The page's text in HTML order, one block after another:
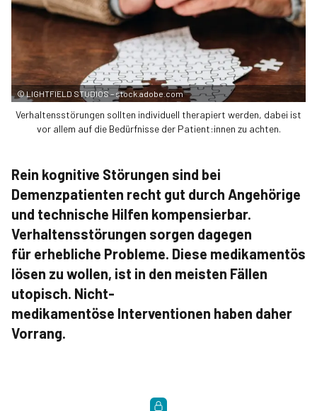
©LIGHTFIELD STUDIOS – stock.adobe.com
Verhaltensstörungen sollten individuell therapiert werden, dabei ist
vor allem auf die Bedürfnisse der Patient:innen zu achten.
Rein kognitive Störungen sind bei
Demenzpatienten recht gut durch Angehörige
und technische Hilfen kompensierbar.
Verhaltensstörungen sorgen dagegen
für erhebliche Probleme. Diese medikamentös
lösen zu wollen, ist in den meisten Fällen
utopisch. Nicht-
medikamentöse Interventionen haben daher
Vorrang.